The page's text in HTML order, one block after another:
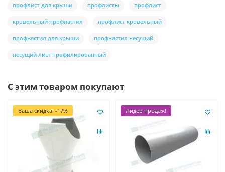
профлист для крыши профлисты профлист
кровельный профнастил профлист кровельный
профнастил для крыши профнастил несущий
несущий лист профилированный
С этим товаром покупают
Ваша скидка: -17% Лидер продаж!